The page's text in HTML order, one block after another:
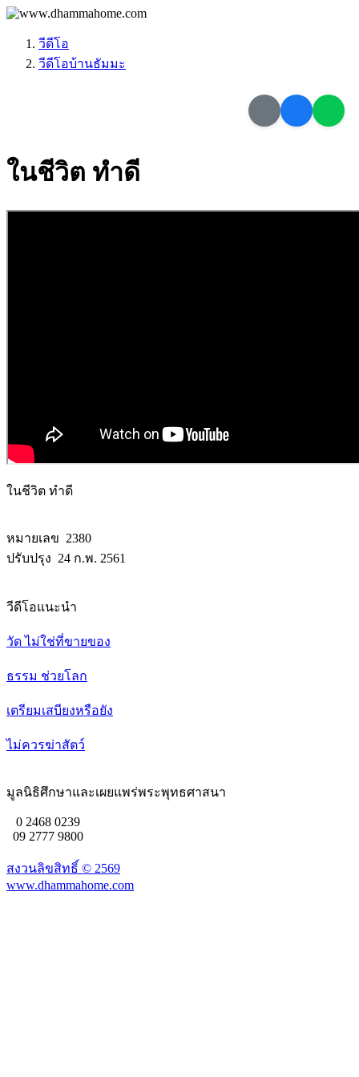
วีดีโอ
วีดีโอบ้านธัมมะ
ในชีวิต ทำดี
ในชีวิต ทำดี
หมายเลข 2380
ปรับปรุง 24 ก.พ. 2561
วีดีโอแนะนำ
วัด ไม่ใช่ที่ขายของ
ธรรม ช่วยโลก
เตรียมเสบียงหรือยัง
ไม่ควรฆ่าสัตว์
มูลนิธิศึกษาและเผยแพร่พระพุทธศาสนา
0 2468 0239
09 2777 9800
สงวนลิขสิทธิ์ © 2569
www.dhammahome.com